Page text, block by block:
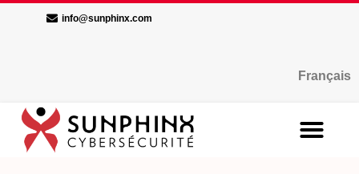
info@sunphinx.com
Français